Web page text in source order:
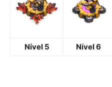
Nível 5 Nível 6